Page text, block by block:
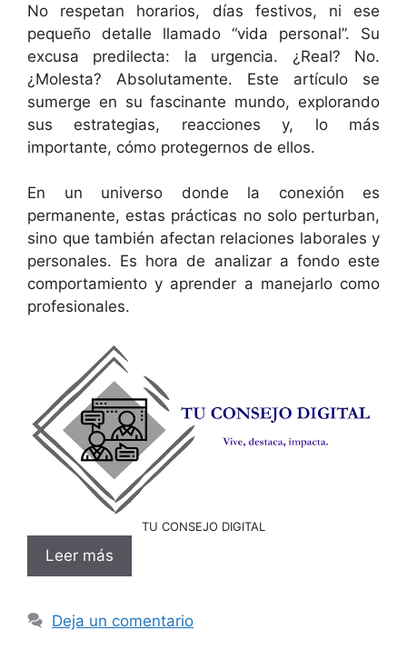
No respetan horarios, días festivos, ni ese
pequeño detalle llamado “vida personal”. Su
excusa predilecta: la urgencia. ¿Real? No.
¿Molesta? Absolutamente. Este artículo se
sumerge en su fascinante mundo, explorando
sus estrategias, reacciones y, lo más
importante, cómo protegernos de ellos.
En un universo donde la conexión es
permanente, estas prácticas no solo perturban,
sino que también afectan relaciones laborales y
personales. Es hora de analizar a fondo este
comportamiento y aprender a manejarlo como
profesionales.
TU CONSEJO DIGITAL
Leer más
Deja un comentario